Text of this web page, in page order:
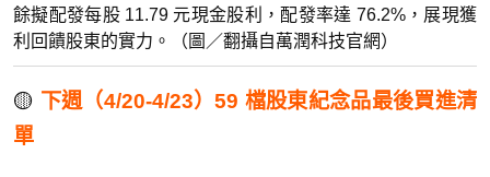
餘擬配發每股 11.79 元現金股利，配發率達 76.2%，展現獲
利回饋股東的實力。（圖／翻攝自萬潤科技官網）
🟡 下週（4/20-4/23）59 檔股東紀念品最後買進清
單